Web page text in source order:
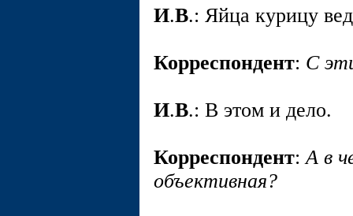
И.В.: Яйца курицу
Корреспондент: С
И.В.: В этом и дело.
Корреспондент:А в
объективная?